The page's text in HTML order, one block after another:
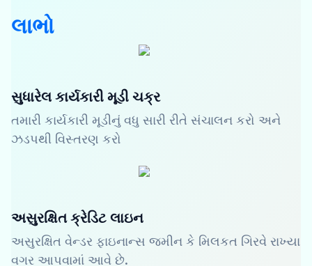
લાભો
સુધારેલ કાર્યકારી મૂડી ચક્ર
તમારી કાર્યકારી મૂડીનું વધુ સારી રીતે સંચાલન કરો અને
ઝડપથી વિસ્તરણ કરો
અસુરક્ષિત ક્રેડિટ લાઇન
અસુરક્ષિત વેન્ડર ફાઇનાન્સ જમીન કે મિલકત ગિરવે રાખ્યા
વગર આપવામાં આવે છે.